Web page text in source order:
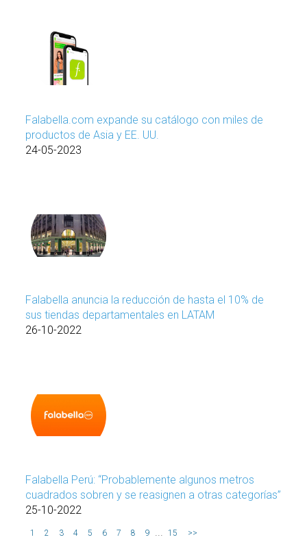
Falabella.com expande su catálogo con miles de
productos de Asia y EE. UU.
24-05-2023
Falabella anuncia la reducción de hasta el 10% de
sus tiendas departamentales en LATAM
26-10-2022
Falabella Perú: “Probablemente algunos metros
cuadrados sobren y se reasignen a otras categorías”
25-10-2022
1 2 3 4 5 6 7 8 9 ... 15 >>